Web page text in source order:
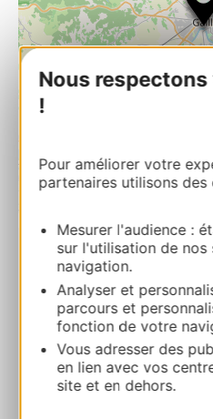
Nous
!
Pour améliorer votre
partenaires utilisons
Mesurer l'audience :
sur l'utilisation de nos
navigation.
Analyser et
parcours et
fonction de votre
Vous adresser des
en lien avec vos
site et en dehors.
Restaurant les
D87174 route de
Calcola il tuo
Facebook